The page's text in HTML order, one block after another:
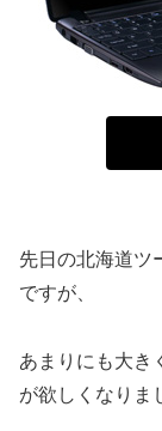
先日の北海道ツ
ですが、
あまりにも大き
が欲しくなりま